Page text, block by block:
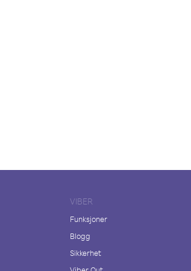
VIBER
Funksjoner
Blogg
Sikkerhet